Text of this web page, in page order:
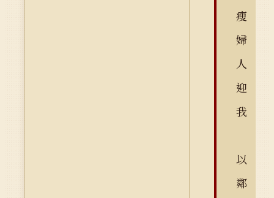
瘦
婦
人
迎
我
以
鄰